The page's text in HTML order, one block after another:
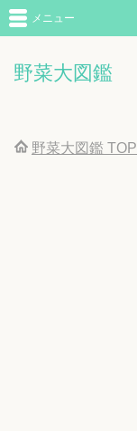
野菜大図鑑
メニュー
野菜大図鑑 TOP